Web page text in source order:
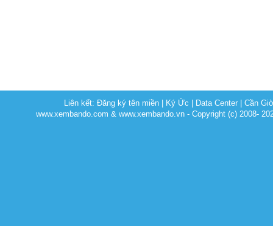
Liên kết:Đăng ký tên miền Ký Ức Data Center |Cần
www.xembando.com & www.xembando.vn - Copyright (c) 2008-